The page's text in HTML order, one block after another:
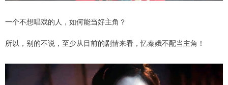
一个不想唱戏的人，如何能当好主角？
所以，别的不说，至少从目前的剧情来看，忆秦娥不配当主角！